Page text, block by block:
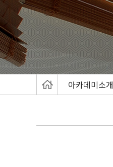
아카데미소개